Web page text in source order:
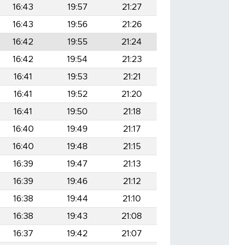
16:43 19:57
21:27
16:43 19:56
21:26
16:42 19:55
21:24
16:42 19:54
21:23
16:41 19:53
21:21
16:41 19:52
21:20
16:41 19:50
21:18
16:40 19:49
21:17
16:40 19:48
21:15
16:39 19:47
21:13
16:39 19:46
21:12
16:38 19:44
21:10
16:38 19:43
21:08
16:37 19:42
21:07